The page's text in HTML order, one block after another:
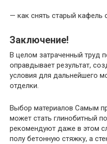
— как снять старый кафель
Заключение!
В целом затраченный труд
оправдывает результат,
условия для дальнейшего
отделки.
Выбор материалов Самым
может стать глинобитный
рекомендуют даже в этом
полу бетонную стяжку, а